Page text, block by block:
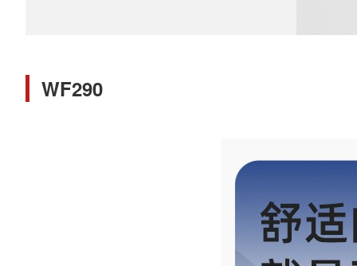
WF290